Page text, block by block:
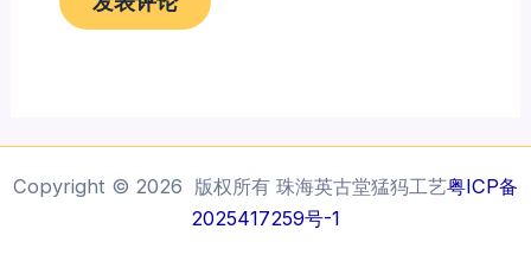
Copyright © 2026 版权所有 珠海英古堂猛犸工艺粤ICP备
2025417259号-1